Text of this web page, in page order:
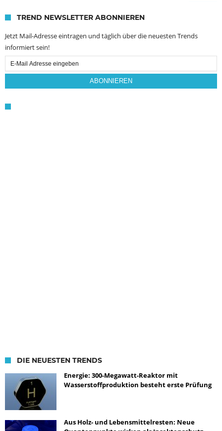
TREND NEWSLETTER ABONNIEREN
Jetzt Mail-Adresse eintragen und täglich über die neuesten Trends
informiert sein!
Email
Subscription
ABONNIEREN
DIE NEUESTEN TRENDS
Energie: 300-Megawatt-Reaktor mit
Wasserstoffproduktion besteht erste Prüfung
Aus Holz- und Lebensmittelresten: Neue